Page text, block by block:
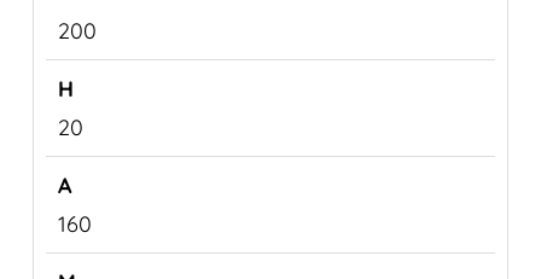
200
20
160